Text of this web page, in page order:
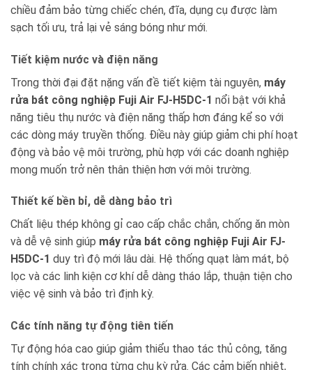
chiều đảm bảo từng chiếc chén, đĩa, dụng cụ được làm
sạch tối ưu, trả lại vẻ sáng bóng như mới.
Tiết kiệm nước và điện năng
Trong thời đại đặt nặng vấn đề tiết kiệm tài nguyên, máy
rửa bát công nghiệp Fuji Air FJ-H5DC-1 nổi bật với khả
năng tiêu thụ nước và điện năng thấp hơn đáng kể so với
các dòng máy truyền thống. Điều này giúp giảm chi phí hoạt
động và bảo vệ môi trường, phù hợp với các doanh nghiệp
mong muốn trở nên thân thiện hơn với môi trường.
Thiết kế bền bỉ, dễ dàng bảo trì
Chất liệu thép không gỉ cao cấp chắc chắn, chống ăn mòn
và dễ vệ sinh giúp máy rửa bát công nghiệp Fuji Air FJ-
H5DC-1 duy trì độ mới lâu dài. Hệ thống quạt làm mát, bộ
lọc và các linh kiện cơ khí dễ dàng tháo lắp, thuận tiện cho
việc vệ sinh và bảo trì định kỳ.
Các tính năng tự động tiên tiến
Tự động hóa cao giúp giảm thiểu thao tác thủ công, tăng
tính chính xác trong từng chu kỳ rửa. Các cảm biến nhiệt,